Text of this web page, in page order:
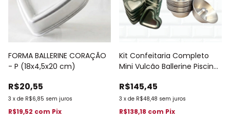
FORMA BALLERINE CORAÇÃO
- P (18x4,5x20 cm)
R$20,55
3 x de R$6,85 sem juros
R$19,52 com Pix
Kit Confeitaria Completo
Mini Vulcão Ballerine Piscina
R$145,45
3 x de R$48,48 sem juros
R$138,18 com Pix